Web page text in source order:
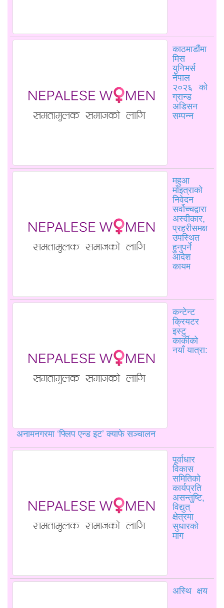
काठमाडौंमा
मिस
युनिभर्स
नेपाल
२०२६ को
ग्रान्ड
अडिसन
सम्पन्न
महुआ
मोइत्राको
निवेदन
सर्वोच्चद्वारा
अस्वीकार,
प्रहरीसमक्ष
उपस्थित
हुनुपर्ने
आदेश
कायम
कन्टेन्ट
क्रियटर
इस्टु
कार्कीको
नयाँ यात्रा:
अनामनगरमा ‘फ्लिप एन्ड इट’ क्याफे सञ्चालन
पूर्वाधार
विकास
समितिको
कार्यप्रति
असन्तुष्टि,
विद्युत्
क्षेत्रमा
सुधारको
माग
अस्थि क्षय